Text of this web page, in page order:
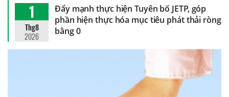
1
Thg8
2026
Đẩy mạnh thực hiện Tuyên bố JETP, góp
phần hiện thực hóa mục tiêu phát thải ròng
bằng 0